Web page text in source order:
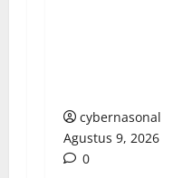
cybernasonal
Agustus 9, 2026
0